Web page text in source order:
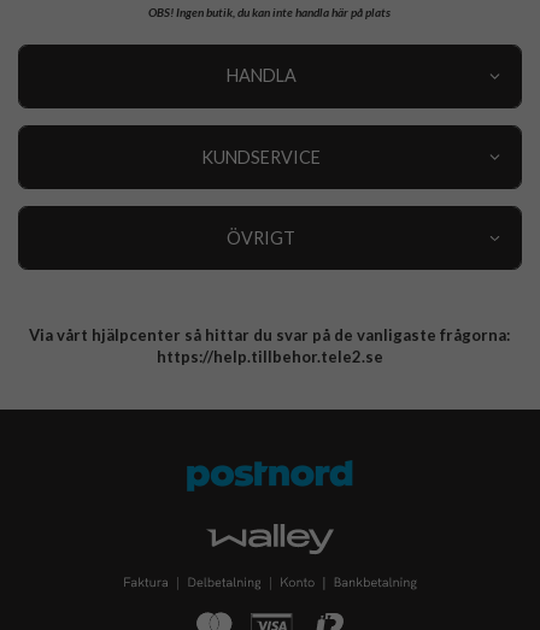
OBS!Ingen butik, du kan inte handla här på plats
HANDLA
KUNDSERVICE
ÖVRIGT
Integritetspolicy
Via vårt hjälpcenter så hittar du svar på de vanligaste frågorna:
https://help.tillbehor.tele2.se